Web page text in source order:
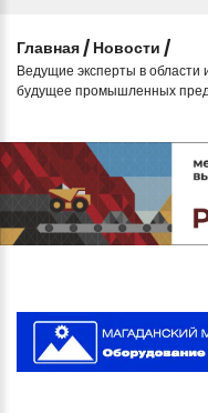
Главная / Новости /
Ведущие эксперты в
будущее промышленных